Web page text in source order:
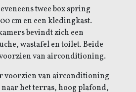
twee box spring
cm en een kledingkast.
bevindt zich een
wastafel en toilet. Beide
van airconditioning.
voorzien van airconditioning
het terras, hoog plafond,